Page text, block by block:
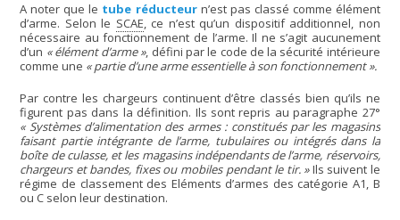
A noter que le tube réducteurn’est pas classé comme élément
d’arme. Selon le SCAE, ce n’est qu’un dispositif additionnel, non
nécessaire au fonctionnement de l’arme. Il ne s’agit aucunement
d’un « élément d’arme », défini par le code de la sécurité intérieure
comme une « partie d’une arme essentielle à son fonctionnement ».
Par contre les chargeurs continuent d’être classés bien qu’ils ne
figurent pas dans la définition. Ils sont repris au paragraphe 27°
« Systèmes d’alimentation des armes : constitués par les magasins
faisant partie intégrante de l’arme, tubulaires ou intégrés dans la
boîte de culasse, et les magasins indépendants de l’arme, réservoirs,
chargeurs et bandes, fixes ou mobiles pendant le tir. »Ils suivent le
régime de classement des Eléments d’armes des catégorie A1, B
ou C selon leur destination.